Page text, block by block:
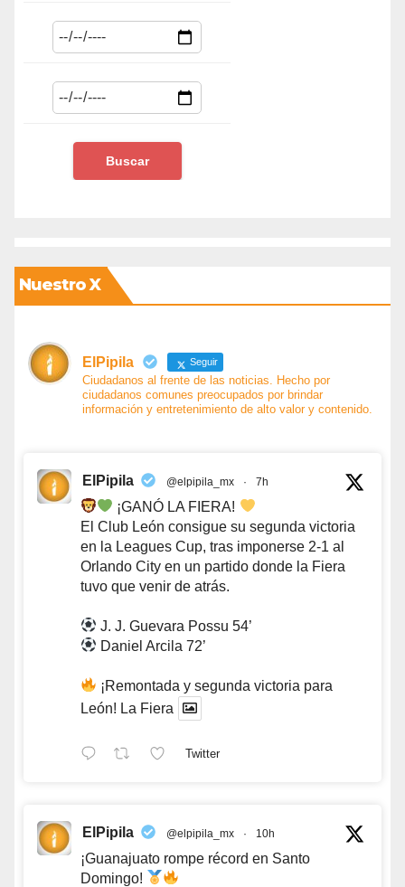
Nuestro X
ElPipila Seguir
Ciudadanos al frente de las noticias. Hecho por
ciudadanos comunes preocupados por brindar
información y entretenimiento de alto valor y contenido.
ElPipila @elpipila_mx · 7h
¡GANÓ LA FIERA!
El Club León consigue su segunda victoria
en la Leagues Cup, tras imponerse 2-1 al
Orlando City en un partido donde la Fiera
tuvo que venir de atrás.
J. J. Guevara Possu 54’
Daniel Arcila 72’
¡Remontada y segunda victoria para
León! La Fiera
Twitter
ElPipila @elpipila_mx · 10h
¡Guanajuato rompe récord en Santo
Domingo!